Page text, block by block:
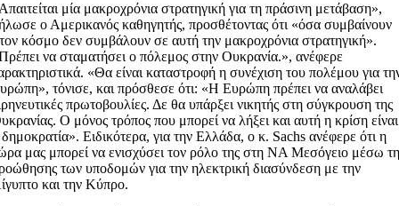
μία μακροχρόνια στρατηγική για τη πράσινη μετάβαση»,
ο Αμερικανός καθηγητής, προσθέτοντας ότι «όσα συμβαίνουν
κόσμο δεν συμβάλουν σε αυτή την μακροχρόνια στρατηγική».
να σταματήσει ο πόλεμος στην Ουκρανία.», ανέφερε
«Θα είναι καταστροφή η συνέχιση του πολέμου για
τόνισε, και πρόσθεσε ότι: «Η Ευρώπη πρέπει να αναλάβει
πρωτοβουλίες. Δε θα υπάρξει νικητής στη σύγκρουση της
Ο μόνος τρόπος που μπορεί να λήξει και αυτή η κρίση είναι
Ειδικότερα, για την Ελλάδα, ο κ. Sachs ανέφερε ότι η
μας μπορεί να ενισχύσει τον ρόλο της στη ΝΑ Μεσόγειο μέσω
των υποδομών για την ηλεκτρική διασύνδεση με την
και την Κύπρο.